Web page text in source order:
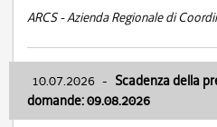
ARCS - Azienda Regionale di
10.07.2026 - Scadenza della
domande: 09.08.2026